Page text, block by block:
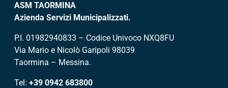
ASM TAORMINA
Azienda Servizi Municipalizzati.
P.I. 01982940833 – Codice Univoco NXQ8FU
Via Mario e Nicolò Garipoli 98039
Taormina – Messina.
Tel: +39 0942 683800